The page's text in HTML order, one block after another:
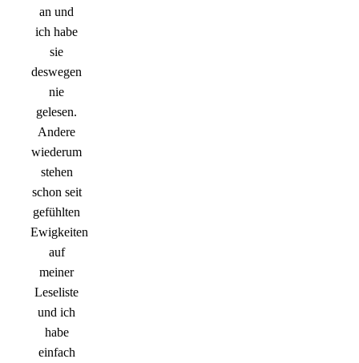
an und
ich habe
sie
deswegen
nie
gelesen.
Andere
wiederum
stehen
schon seit
gefühlten
Ewigkeiten
auf
meiner
Leseliste
und ich
habe
einfach